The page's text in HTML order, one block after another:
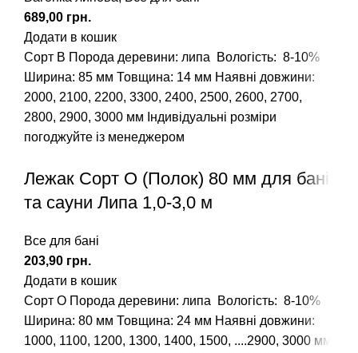
грн.
Додати в кошик
Сорт В Порода деревини: липа
Вологість: 8-10%
Ширина: 85 мм Товщина: 14 мм Наявні довжини:
2000, 2100, 2200, 3300, 2400, 2500, 2600, 2700,
2800, 2900, 3000 мм Індивідуальні розміри
погоджуйте із менеджером
Лежак Сорт О (Полок) 80 мм для бані
та сауни Липа 1,0-3,0 м
Все для бані
грн.
Додати в кошик
Сорт О Порода деревини: липа
Вологість: 8-10%
Ширина: 80 мм Товщина: 24 мм Наявні довжини:
1000, 1100, 1200, 1300, 1400, 1500, ....2900, 3000 мм